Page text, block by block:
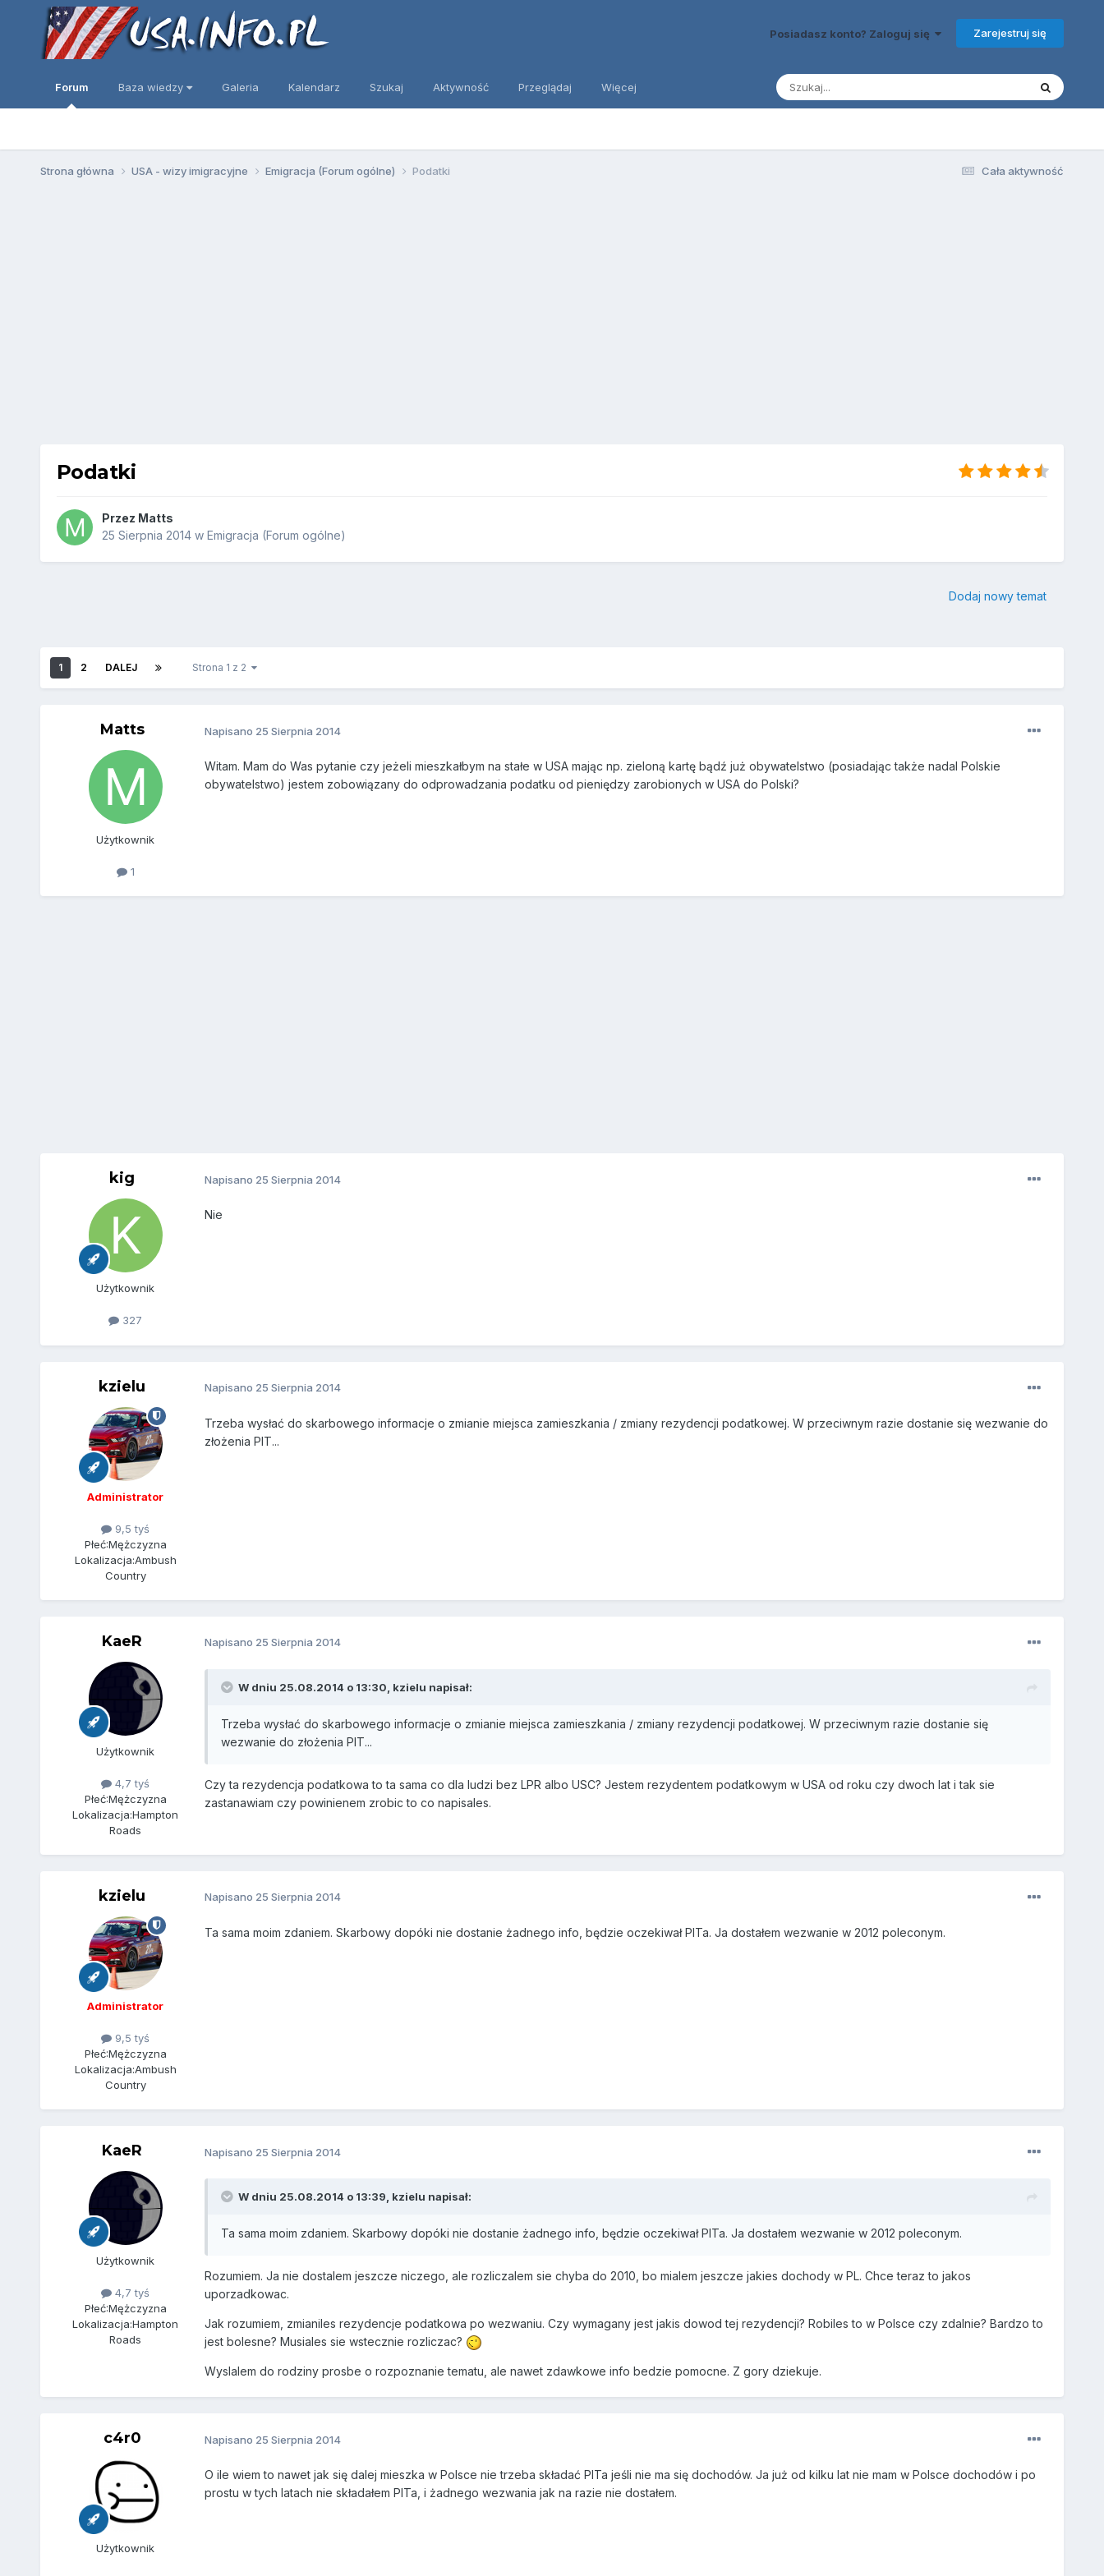
Posiadasz konto? Zaloguj się Zarejestruj się
Forum Baza wiedzy Galeria Kalendarz Szukaj Aktywność Przeglądaj Więcej
Cała aktywność
Strona główna USA - wizy imigracyjne Emigracja (Forum ogólne) Podatki
Podatki
Przez Matts
25 Sierpnia 2014w Emigracja (Forum ogólne)
Dodaj nowy temat
1 2 DALEJ Strona 1 z 2
Matts
Użytkownik
1
Napisano 25 Sierpnia 2014
Witam. Mam do Was pytanie czy jeżeli mieszkałbym na stałe w USA mając np. zieloną kartę bądź już obywatelstwo (posiadając także nadal Polskie
obywatelstwo) jestem zobowiązany do odprowadzania podatku od pieniędzy zarobionych w USA do Polski?
kig
Użytkownik
327
Napisano 25 Sierpnia 2014
Nie
kzielu
Administrator
9,5 tyś
Płeć:Mężczyzna
Lokalizacja:Ambush
Country
Napisano 25 Sierpnia 2014
Trzeba wysłać do skarbowego informacje o zmianie miejsca zamieszkania / zmiany rezydencji podatkowej. W przeciwnym razie dostanie się wezwanie do
złożenia PIT...
KaeR
Użytkownik
4,7 tyś
Płeć:Mężczyzna
Lokalizacja:Hampton
Roads
Napisano 25 Sierpnia 2014
W dniu 25.08.2014 o 13:30, kzielu napisał:
Trzeba wysłać do skarbowego informacje o zmianie miejsca zamieszkania / zmiany rezydencji podatkowej. W przeciwnym razie dostanie się
wezwanie do złożenia PIT...
Czy ta rezydencja podatkowa to ta sama co dla ludzi bez LPR albo USC? Jestem rezydentem podatkowym w USA od roku czy dwoch lat i tak sie
zastanawiam czy powinienem zrobic to co napisales.
kzielu
Administrator
9,5 tyś
Płeć:Mężczyzna
Lokalizacja:Ambush
Country
Napisano 25 Sierpnia 2014
Ta sama moim zdaniem. Skarbowy dopóki nie dostanie żadnego info, będzie oczekiwał PITa. Ja dostałem wezwanie w 2012 poleconym.
KaeR
Użytkownik
4,7 tyś
Płeć:Mężczyzna
Lokalizacja:Hampton
Roads
Napisano 25 Sierpnia 2014
W dniu 25.08.2014 o 13:39, kzielu napisał:
Ta sama moim zdaniem. Skarbowy dopóki nie dostanie żadnego info, będzie oczekiwał PITa. Ja dostałem wezwanie w 2012 poleconym.
Rozumiem. Ja nie dostalem jeszcze niczego, ale rozliczalem sie chyba do 2010, bo mialem jeszcze jakies dochody w PL. Chce teraz to jakos
uporzadkowac.
Jak rozumiem, zmianiles rezydencje podatkowa po wezwaniu. Czy wymagany jest jakis dowod tej rezydencji? Robiles to w Polsce czy zdalnie? Bardzo to
jest bolesne? Musiales sie wstecznie rozliczac?
Wyslalem do rodziny prosbe o rozpoznanie tematu, ale nawet zdawkowe info bedzie pomocne. Z gory dziekuje.
c4r0
Użytkownik
Napisano 25 Sierpnia 2014
O ile wiem to nawet jak się dalej mieszka w Polsce nie trzeba składać PITa jeśli nie ma się dochodów. Ja już od kilku lat nie mam w Polsce dochodów i po
prostu w tych latach nie składałem PITa, i żadnego wezwania jak na razie nie dostałem.